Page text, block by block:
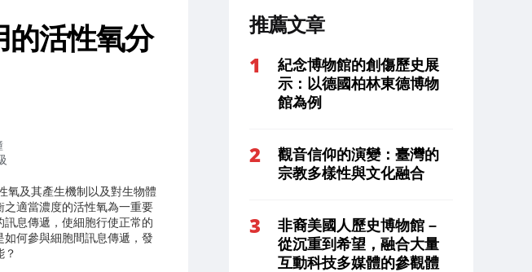
的活性氧分
氧及其產生機制以及對生物體
適當濃度的活性氧為一重要
息傳遞，使細胞行使正常的
何參與細胞間訊息傳遞，發
？
推薦文章
紀念博物館的創傷歷史展
示：以德國柏林東德博物
館為例
觀音信仰的演變：臺灣的
宗教多樣性與文化融合
非裔美國人歷史博物館 –
從沉重到希望，融合大量
互動科技多媒體的參觀體